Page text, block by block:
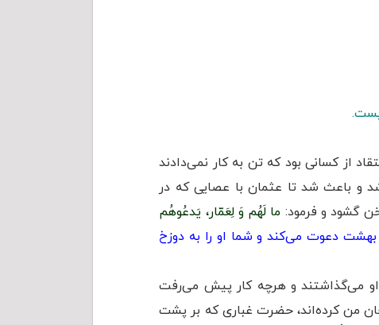
از کسانی بود که تن به کار نمی‌دادند
و باعث شد تا عثمان با عصایی که در
گشود و فرمود: ما لَهُم وَ لِعَمّار، یَدعُوهُم
بهشت دعوت می‌کند و شما او را به دوزخ
او می‌گذاشتند و هرچه کار پیش می‌رفت
من كرده‌اند، حضرت غباری که بر پشت